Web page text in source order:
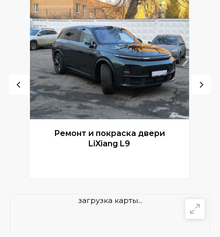
Ремонт и покраска двери
LiXiang L9
загрузка карты...